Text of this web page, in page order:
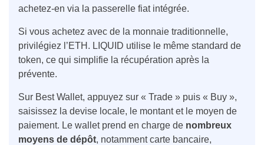
achetez-en via la passerelle fiat intégrée.
Si vous achetez avec de la monnaie traditionnelle,
privilégiez l’ETH. LIQUID utilise le même standard de
token, ce qui simplifie la récupération après la
prévente.
Sur Best Wallet, appuyez sur « Trade » puis « Buy »,
saisissez la devise locale, le montant et le moyen de
paiement. Le wallet prend en charge de nombreux
moyens de dépôt, notamment carte bancaire,